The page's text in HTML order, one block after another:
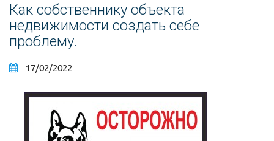
Как собственнику объекта
недвижимости создать себе
проблему.
17/02/2022